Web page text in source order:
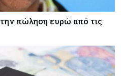
πώληση ευρώ από τις